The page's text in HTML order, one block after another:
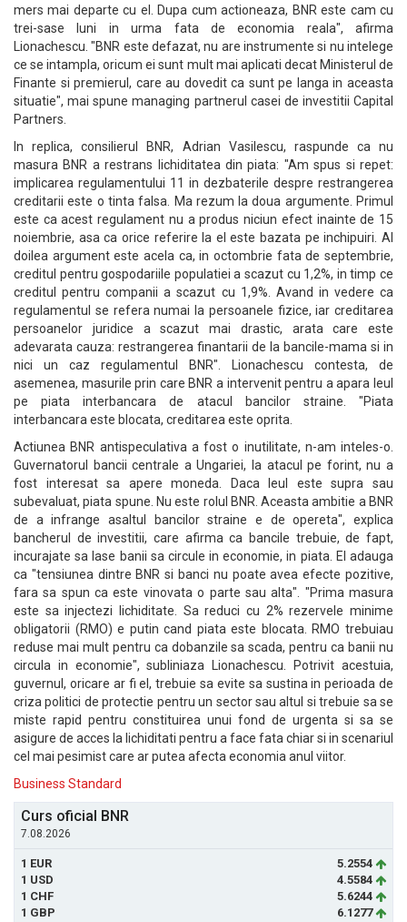
mers mai departe cu el. Dupa cum actioneaza, BNR este cam cu
trei-sase luni in urma fata de economia reala", afirma
Lionachescu. "BNR este defazat, nu are instrumente si nu intelege
ce se intampla, oricum ei sunt mult mai aplicati decat Ministerul de
Finante si premierul, care au dovedit ca sunt pe langa in aceasta
situatie", mai spune managing partnerul casei de investitii Capital
Partners.
In replica, consilierul BNR, Adrian Vasilescu, raspunde ca nu
masura BNR a restrans lichiditatea din piata: "Am spus si repet:
implicarea regulamentului 11 in dezbaterile despre restrangerea
creditarii este o tinta falsa. Ma rezum la doua argumente. Primul
este ca acest regulament nu a produs niciun efect inainte de 15
noiembrie, asa ca orice referire la el este bazata pe inchipuiri. Al
doilea argument este acela ca, in octombrie fata de septembrie,
creditul pentru gospodariile populatiei a scazut cu 1,2%, in timp ce
creditul pentru companii a scazut cu 1,9%. Avand in vedere ca
regulamentul se refera numai la persoanele fizice, iar creditarea
persoanelor juridice a scazut mai drastic, arata care este
adevarata cauza: restrangerea finantarii de la bancile-mama si in
nici un caz regulamentul BNR". Lionachescu contesta, de
asemenea, masurile prin care BNR a intervenit pentru a apara leul
pe piata interbancara de atacul bancilor straine. "Piata
interbancara este blocata, creditarea este oprita.
Actiunea BNR antispeculativa a fost o inutilitate, n-am inteles-o.
Guvernatorul bancii centrale a Ungariei, la atacul pe forint, nu a
fost interesat sa apere moneda. Daca leul este supra sau
subevaluat, piata spune. Nu este rolul BNR. Aceasta ambitie a BNR
de a infrange asaltul bancilor straine e de opereta", explica
bancherul de investitii, care afirma ca bancile trebuie, de fapt,
incurajate sa lase banii sa circule in economie, in piata. El adauga
ca "tensiunea dintre BNR si banci nu poate avea efecte pozitive,
fara sa spun ca este vinovata o parte sau alta". "Prima masura
este sa injectezi lichiditate. Sa reduci cu 2% rezervele minime
obligatorii (RMO) e putin cand piata este blocata. RMO trebuiau
reduse mai mult pentru ca dobanzile sa scada, pentru ca banii nu
circula in economie", subliniaza Lionachescu. Potrivit acestuia,
guvernul, oricare ar fi el, trebuie sa evite sa sustina in perioada de
criza politici de protectie pentru un sector sau altul si trebuie sa se
miste rapid pentru constituirea unui fond de urgenta si sa se
asigure de acces la lichiditati pentru a face fata chiar si in scenariul
cel mai pesimist care ar putea afecta economia anul viitor.
Business Standard
Curs oficial BNR
7.08.2026
1 EUR
5.2554
1 USD
4.5584
1 CHF
5.6244
1 GBP
6.1277